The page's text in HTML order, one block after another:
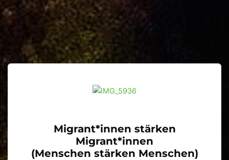
Migrant*innen stärken
Migrant*innen
(Menschen stärken Menschen)